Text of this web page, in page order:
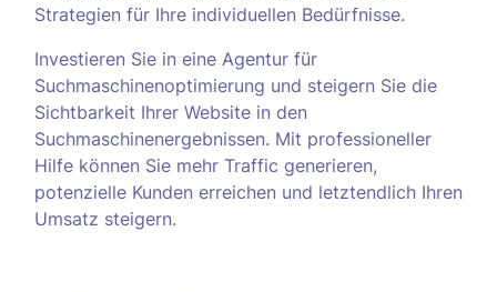
Strategien für Ihre individuellen Bedürfnisse.
Investieren Sie in eine Agentur für
Suchmaschinenoptimierung und steigern Sie die
Sichtbarkeit Ihrer Website in den
Suchmaschinenergebnissen. Mit professioneller
Hilfe können Sie mehr Traffic generieren,
potenzielle Kunden erreichen und letztendlich Ihren
Umsatz steigern.